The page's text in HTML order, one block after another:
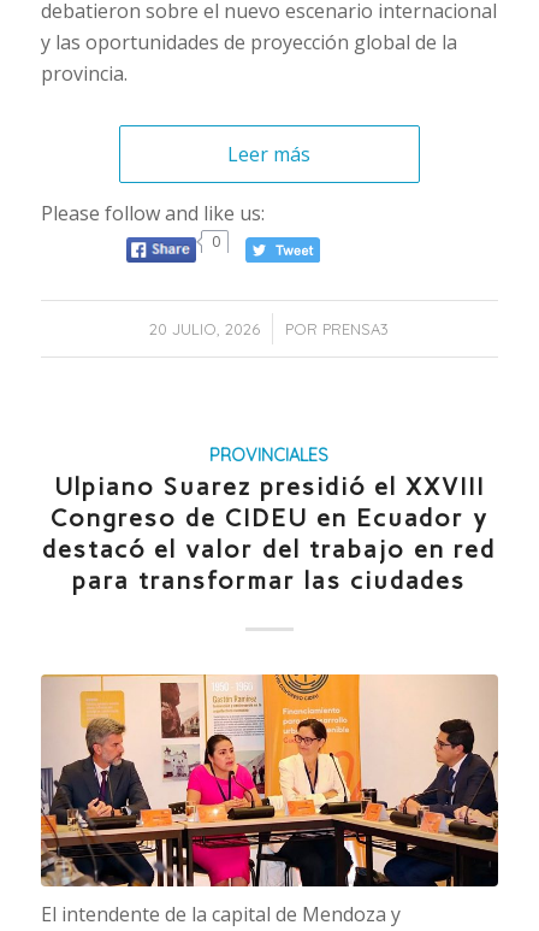
debatieron sobre el nuevo escenario internacional
y las oportunidades de proyección global de la
provincia.
Leer más
Please follow and like us:
0
20 JULIO, 2026
/ POR PRENSA3
PROVINCIALES
Ulpiano Suarez presidió el XXVIII
Congreso de CIDEU en Ecuador y
destacó el valor del trabajo en red
para transformar las ciudades
El intendente de la capital de Mendoza y